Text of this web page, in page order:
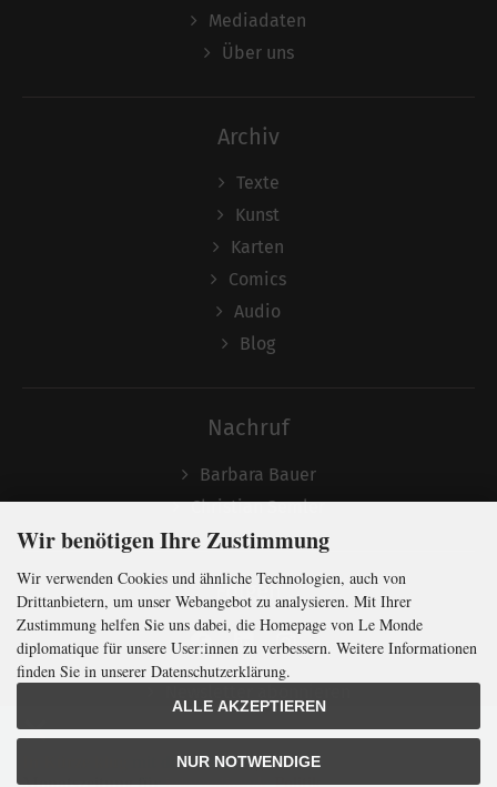
mit der weltweitgrößten
Mediadaten
Über uns
Archiv
Texte
Kunst
Karten
Comics
Audio
Blog
Nachruf
Barbara Bauer
Christian Semler
Folgen
Wir benötigen Ihre Zustimmung
Wir verwenden Cookies und ähnliche Technologien, auch von
Drittanbietern, um unser Webangebot zu analysieren. Mit Ihrer
Zustimmung helfen Sie uns dabei, die Homepage von Le Monde
diplomatique für unsere User:innen zu verbessern. Weitere Informationen
finden Sie in unserer Datenschutzerklärung.
ALLE AKZEPTIEREN
NUR NOTWENDIGE